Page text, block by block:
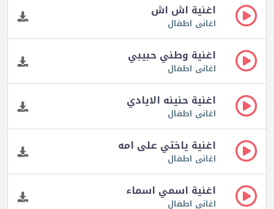
اغنية اش اش
اغانى اطفال
اغنية وطني حبيبي
اغانى اطفال
اغنية حنينه الايادي
اغانى اطفال
اغنية ياختي على امه
اغانى اطفال
اغنية اسمي اسماء
اغانى اطفال